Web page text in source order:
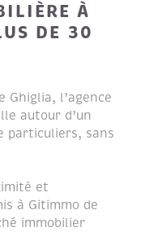
À
DE 30
Ghiglia, l’agence
autour d’un
particuliers, sans
et
à Gitimmo de
immobilier